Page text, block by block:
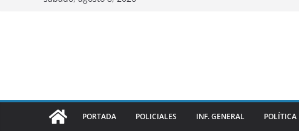
PORTADA POLICIALES INF. GENERAL POLÍTICA